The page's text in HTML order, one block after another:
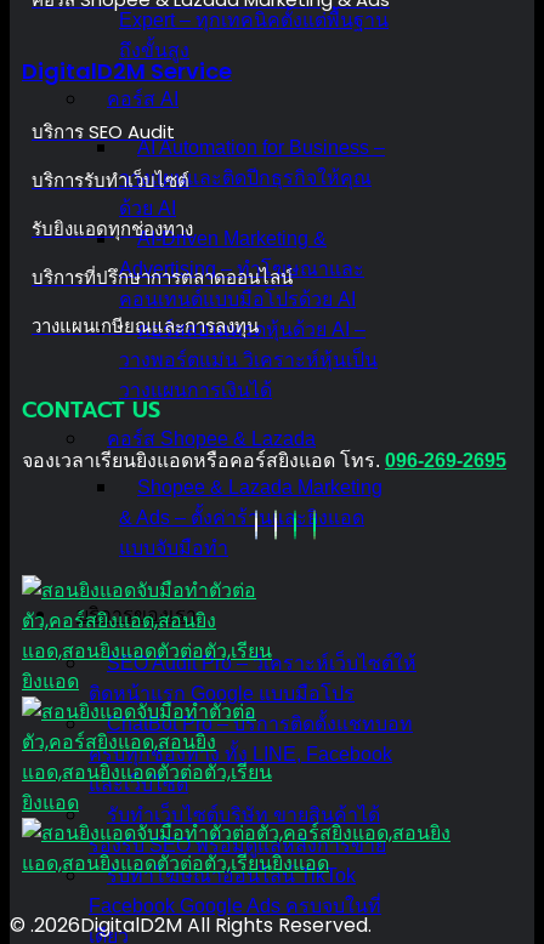
Expert – ทุกเทคนิคตั้งแต่พื้นฐาน
ถึงขั้นสูง
คอร์ส AI
AI Automation for Business –
วางแผนและติดปีกธุรกิจให้คุณ
ด้วย AI
AI-Driven Marketing &
Advertising – ทำโฆษณาและ
คอนเทนต์แบบมือโปรด้วย AI
คอร์สสอนเทรดหุ้นด้วย AI –
วางพอร์ตแม่น วิเคราะห์หุ้นเป็น
วางแผนการเงินได้
คอร์ส Shopee & Lazada
Shopee & Lazada Marketing
& Ads – ตั้งค่าร้านและยิงแอด
แบบจับมือทำ
บริการของเรา
SEO Audit Pro – วิเคราะห์เว็บไซต์ให้
ติดหน้าแรก Google แบบมือโปร
ChatBot Pro – บริการติดตั้งแชทบอท
ครบทุกช่องทาง ทั้ง LINE, Facebook
และเว็บไซต์
รับทำเว็บไซต์บริษัท ขายสินค้าได้
รองรับ SEO พร้อมดูแลหลังการขาย
รับทำโฆษณาออนไลน์ TikTok
Facebook Google Ads ครบจบในที่
เดียว
DigitalD2M Service
บริการ SEO Audit
บริการรับทำเว็บไซต์
รับยิงแอดทุกช่องทาง
บริการที่ปรึกษาการตลาดออนไลน์
วางแผนเกษียณและการลงทุน
CONTACT US
จองเวลาเรียนยิงแอดหรือคอร์สยิงแอด โทร. 096-269-2695
© .2026DigitalD2M All Rights Reserved.